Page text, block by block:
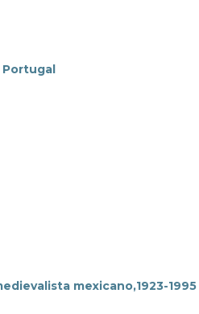
Portugal
mexicano,1923-1995